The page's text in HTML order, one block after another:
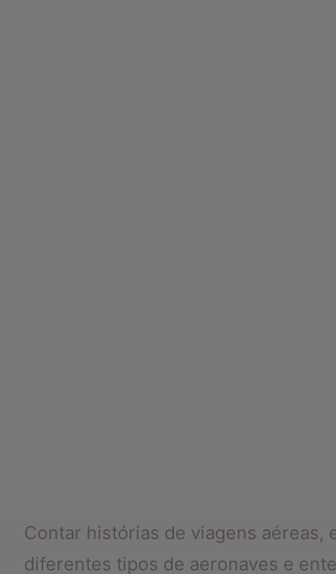
Contar histórias de viagens aéreas,
diferentes tipos de aeronaves e